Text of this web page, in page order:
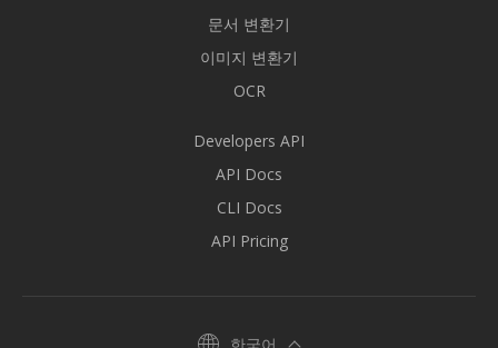
문서 변환기
이미지 변환기
OCR
Developers API
API Docs
CLI Docs
API Pricing